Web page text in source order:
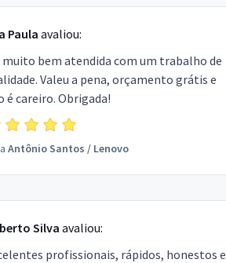
Paula avaliou:
muito bem atendida com um trabalho de
Valeu a pena, orçamento grátis e
é careiro. Obrigada!
Antônio Santos / Lenovo
Silva avaliou:
profissionais, rápidos, honestos e